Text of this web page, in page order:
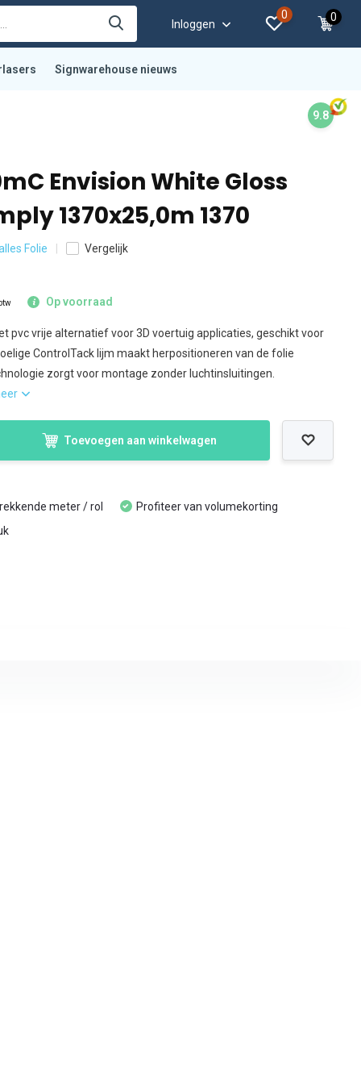
Inloggen
0 0
Signwarehouse nieuws
9.8
Envision White Gloss
1370x25,0m 1370
Folie Vergelijk
Op voorraad
pvc vrije alternatief voor 3D voertuig applicaties, geschikt voor
ControlTack lijm maakt herpositioneren van de folie
zorgt voor montage zonder luchtinsluitingen.
Toevoegen aan winkelwagen
meter / rol
Profiteer van volumekorting